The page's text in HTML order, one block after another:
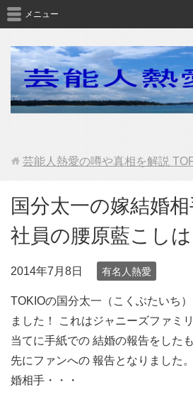
メニュー
芸能人熱愛の噂や真相を解説
国分太一の嫁結婚
社員の腰原藍こし
2014年7月8日 有名人熱愛
TOKIOの国分太一（こくぶたいち
ました！ これはジャニーズファミ
当てに手紙での 結婚の報告をした
先にファンへの 報告となりました
婚相手・・・